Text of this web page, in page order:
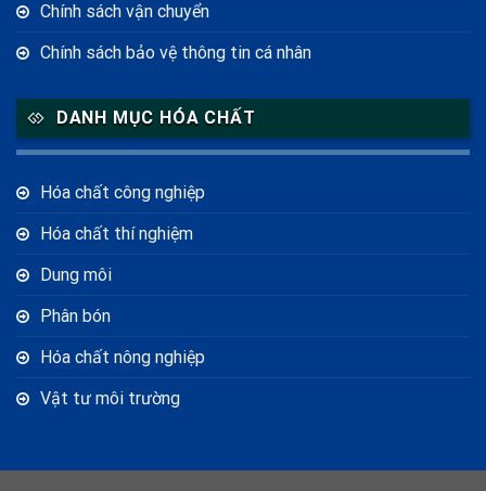
Chính sách vận chuyển
Chính sách bảo vệ thông tin cá nhân
DANH MỤC HÓA CHẤT
Hóa chất công nghiệp
Hóa chất thí nghiệm
Dung môi
Phân bón
Hóa chất nông nghiệp
Vật tư môi trường